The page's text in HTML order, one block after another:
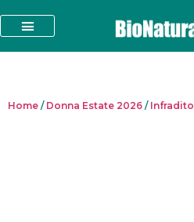
Home / Donna Estate 2026 / Infradito